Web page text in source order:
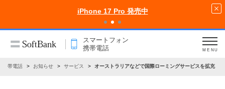
iPhone 17 Pro 発売中
スマートフォン
携帯電話
MENU
携帯電話 お知らせ サービス オーストラリアなどで国際ローミングサービスを拡充